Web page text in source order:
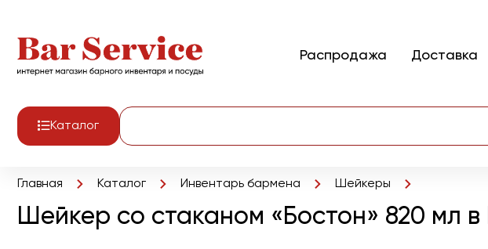
Распродажа Доставка
Каталог
Главная Каталог Инвентарь бармена Шейкеры
Шейкер cо стаканом «Бостон» 820 мл